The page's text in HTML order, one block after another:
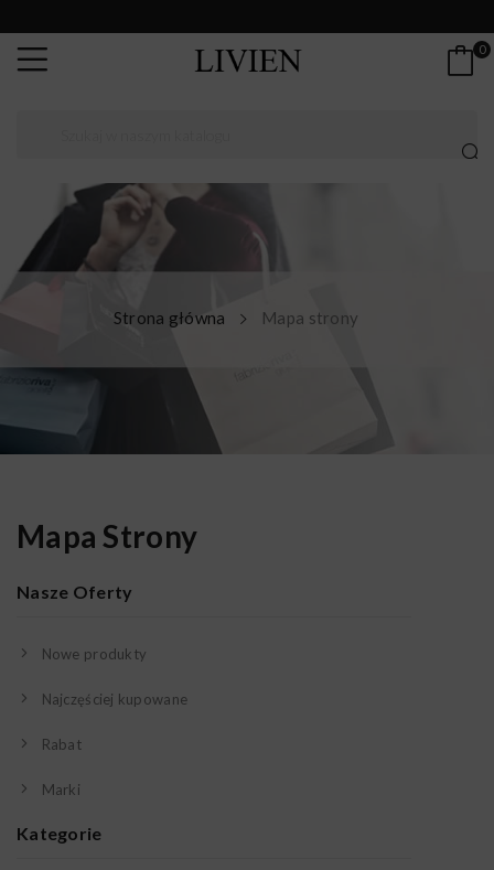
0
Strona główna Mapa strony
Mapa Strony
Nasze Oferty
Nowe produkty
Najczęściej kupowane
Rabat
Marki
Kategorie